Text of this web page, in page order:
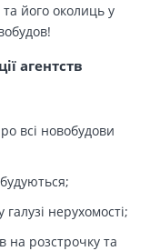
його околиць у
агентств
всі новобудови
галузі нерухомості;
на розстрочку та